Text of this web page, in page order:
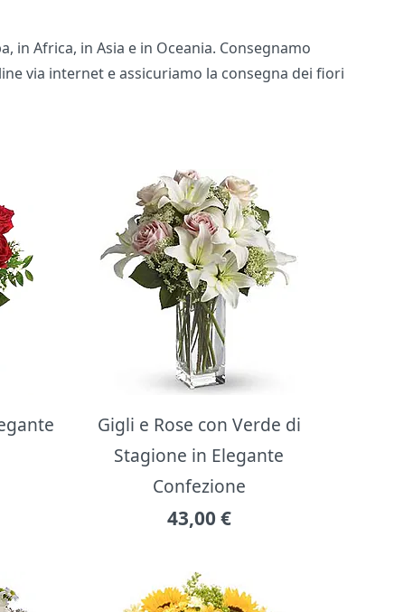
in Africa, in Asia e in Oceania. Consegnamo
via internet e assicuriamo la consegna dei fiori
Gigli e Rose con Verde di
Stagione in Elegante
Confezione
43,00 €